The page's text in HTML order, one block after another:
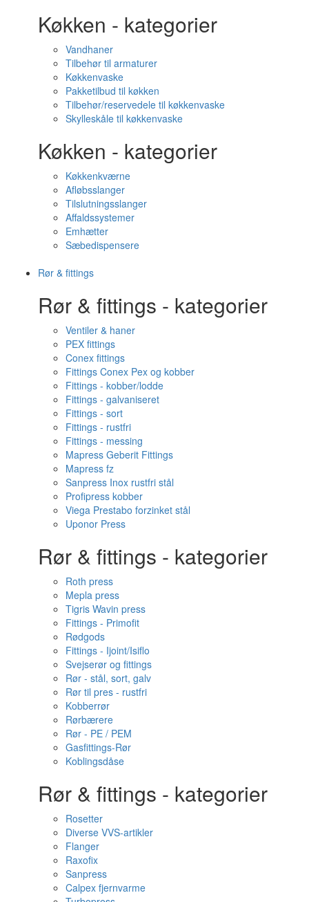
Køkken - kategorier
Vandhaner
Tilbehør til armaturer
Køkkenvaske
Pakketilbud til køkken
Tilbehør/reservedele til køkkenvaske
Skylleskåle til køkkenvaske
Køkken - kategorier
Køkkenkværne
Afløbsslanger
Tilslutningsslanger
Affaldssystemer
Emhætter
Sæbedispensere
Rør & fittings
Rør & fittings - kategorier
Ventiler & haner
PEX fittings
Conex fittings
Fittings Conex Pex og kobber
Fittings - kobber/lodde
Fittings - galvaniseret
Fittings - sort
Fittings - rustfri
Fittings - messing
Mapress Geberit Fittings
Mapress fz
Sanpress Inox rustfri stål
Profipress kobber
Viega Prestabo forzinket stål
Uponor Press
Rør & fittings - kategorier
Roth press
Mepla press
Tigris Wavin press
Fittings - Primofit
Rødgods
Fittings - Ijoint/Isiflo
Svejserør og fittings
Rør - stål, sort, galv
Rør til pres - rustfri
Kobberrør
Rørbærere
Rør - PE / PEM
Gasfittings-Rør
Koblingsdåse
Rør & fittings - kategorier
Rosetter
Diverse VVS-artikler
Flanger
Raxofix
Sanpress
Calpex fjernvarme